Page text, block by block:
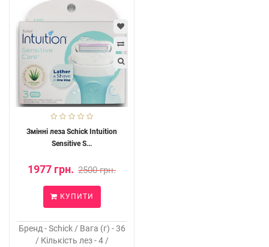
Змінні леза Schick Intuition
Sensitive S...
1977 грн. 2500 грн.
КУПИТИ
Бренд - Schick / Вага (г) - 36
/ Кількість лез - 4 /